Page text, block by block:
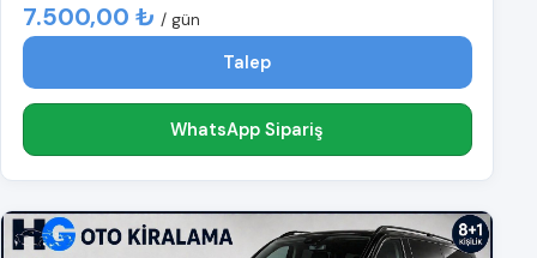
7.500,00 ₺ / gün
Talep
WhatsApp Sipariş